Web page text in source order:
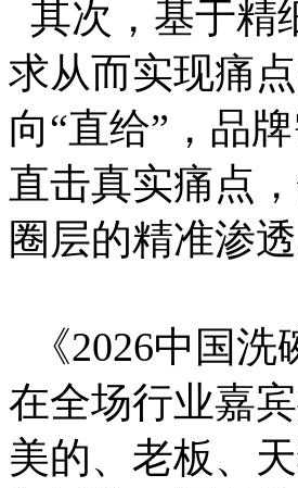
其次，基于精
求从而实现痛
向“直给”，品
直击真实痛点
圈层的精准渗透
《2026中国
在全场行业嘉
美的、老板、